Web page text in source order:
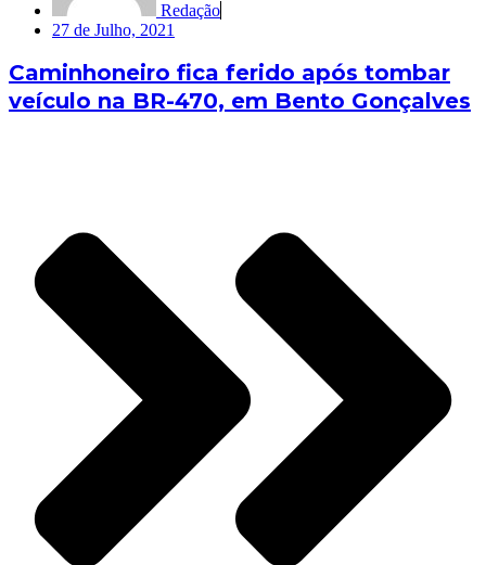
Redação
27 de Julho, 2021
Caminhoneiro fica ferido após tombar
veículo na BR-470, em Bento Gonçalves